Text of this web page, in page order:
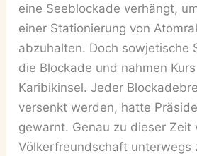
eine Seeblockade verhängt,
einer Stationierung von
abzuhalten. Doch sowjetische
die Blockade und nahmen
Karibikinsel. Jeder
versenkt werden, hatte
gewarnt. Genau zu dieser Zeit
Völkerfreundschaft unterwegs